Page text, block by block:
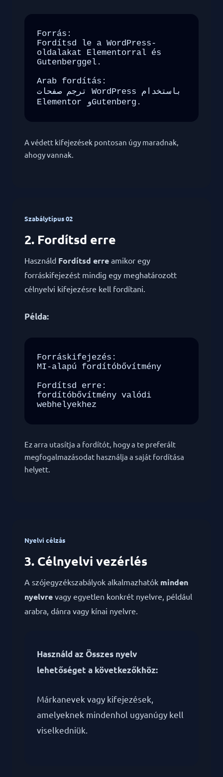
Forrás:
Fordítsd le a WordPress-
oldalakat Elementorral és
Gutenberggel.
Arab fordítás:
ترجم صفحات WordPress باستخدام
Elementor وGutenberg.
A védett kifejezések pontosan úgy maradnak,
ahogy vannak.
Szabálytípus 02
2. Fordítsd erre
Használd Fordítsd erre amikor egy
forráskifejezést mindig egy meghatározott
célnyelvi kifejezésre kell fordítani.
Példa:
Forráskifejezés:
MI-alapú fordítóbővítmény
Fordítsd erre:
fordítóbővítmény valódi
webhelyekhez
Ez arra utasítja a fordítót, hogy a te preferált
megfogalmazásodat használja a saját fordítása
helyett.
Nyelvi célzás
3. Célnyelvi vezérlés
A szójegyzékszabályok alkalmazhatók minden
nyelvre vagy egyetlen konkrét nyelvre, például
arabra, dánra vagy kínai nyelvre.
Használd az Összes nyelv
lehetőséget a következőkhöz:
Márkanevek vagy kifejezések,
amelyeknek mindenhol ugyanúgy kell
viselkedniük.